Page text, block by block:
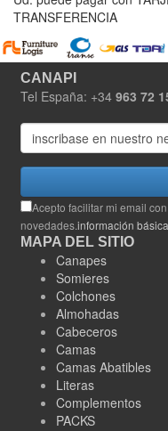
TRANSFERENCIA
CANAPI
Tel España: +34 963 72
Acepto facilitar mi email
novedades.información
MAPA DEL SITIO
Canapes
Somieres
Colchones
Almohadas
Cabeceros
Camas
Camas Abatibles
Literas
Complementos
PACKS